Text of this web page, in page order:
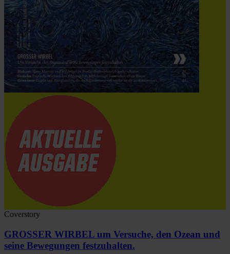
Coverstory
GROSSER WIRBEL um Versuche, den Ozean und
seine Bewegungen festzuhalten.